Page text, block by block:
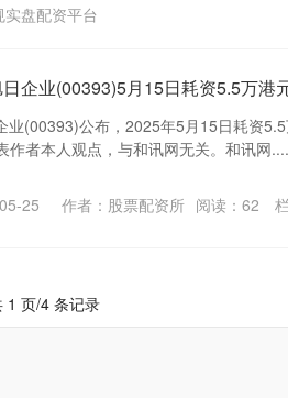
实盘配资平台
企业(00393)5月15日耗资5.5万港
业(00393)公布，2025年5月15日耗资5.5
作者本人观点，与和讯网无关。和讯网....
25 作者：股票配资所 阅读： 62
1 页/4 条记录